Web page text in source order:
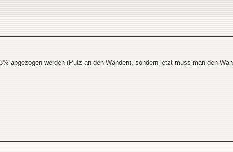
abgezogen werden (Putz an den Wänden), sondern jetzt muss man den